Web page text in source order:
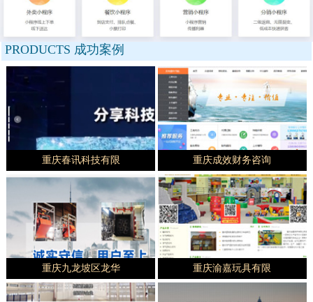
PRODUCTS 成功案例
重庆春讯科技有限 重庆成效财务咨询
重庆九龙坡区龙华 重庆渝嘉玩具有限